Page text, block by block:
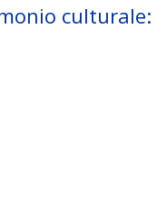
culturale: